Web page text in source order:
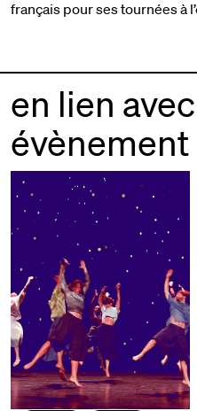
français pour ses tournées à
en lien
évènement